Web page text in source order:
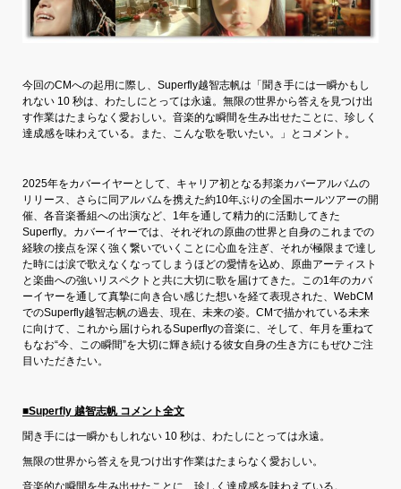
今回のCMへの起用に際し、Superfly越智志帆は「聞き手には一瞬かもし
れない 10 秒は、わたしにとっては永遠。無限の世界から答えを見つけ出
す作業はたまらなく愛おしい。音楽的な瞬間を生み出せたことに、珍しく
達成感を味わえている。また、こんな歌を歌いたい。」とコメント。
2025年をカバーイヤーとして、キャリア初となる邦楽カバーアルバムの
リリース、さらに同アルバムを携えた約10年ぶりの全国ホールツアーの開
催、各音楽番組への出演など、1年を通して精力的に活動してきた
Superfly。カバーイヤーでは、それぞれの原曲の世界と自身のこれまでの
経験の接点を深く強く繋いでいくことに心血を注ぎ、それが極限まで達し
た時には涙で歌えなくなってしまうほどの愛情を込め、原曲アーティスト
と楽曲への強いリスペクトと共に大切に歌を届けてきた。この1年のカバ
ーイヤーを通して真摯に向き合い感じた想いを経て表現された、WebCM
でのSuperfly越智志帆の過去、現在、未来の姿。CMで描かれている未来
に向けて、これから届けられるSuperflyの音楽に、そして、年月を重ねて
もなお“今、この瞬間”を大切に輝き続ける彼女自身の生き方にもぜひご注
目いただきたい。
■Superfly 越智志帆 コメント全文
聞き手には一瞬かもしれない 10 秒は、わたしにとっては永遠。
無限の世界から答えを見つけ出す作業はたまらなく愛おしい。
音楽的な瞬間を生み出せたことに、珍しく達成感を味わえている。